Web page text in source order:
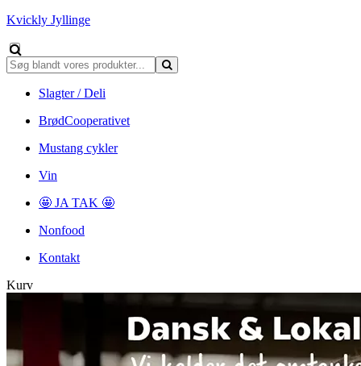
Kvickly Jyllinge
Slagter / Deli
BrødCooperativet
Mustang cykler
Vin
🤩 JA TAK 🤩
Nonfood
Kontakt
Kurv